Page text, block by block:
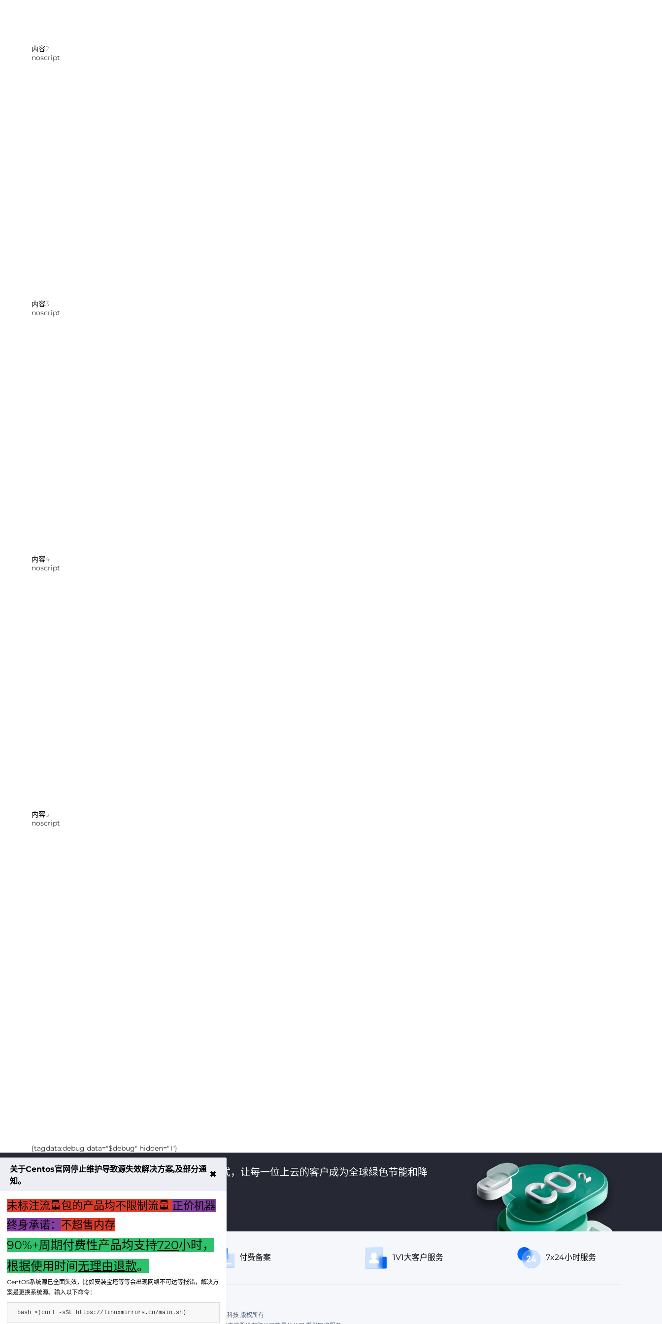
内容2
noscript
内容3
noscript
内容4
noscript
内容5
noscript
{tagdata:debug data="$debug" hidden="1"}
不大创造互联致力于以最 “绿色节能” 的方式，让每一位上云的客户成为全球绿色节能和降
了解更多
享无忧退款服务 付费备案 1V1大客户服务 7x24小时服务
Copyright © 2024 - 2025 FX BD Cloud. All Rights Reserved. 飞讯科技 版权所有
关于Centos官网停止维护导致源失效解决方案,及部分通
知。
✖
未标注流量包的产品均不限制流量 正价机器
终身承诺： 不超售内存
90%+周期付费性产品均支持720小时，
根据使用时间无理由退款。
CentOS系统源已全面失效，比如安装宝塔等等会出现网络不可达等报错，解决方
案是更换系统源。输入以下命令：
bash <(curl -sSL https://linuxmirrors.cn/main.sh)